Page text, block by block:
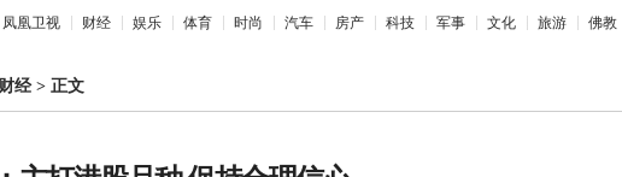
凤凰卫视 财经 娱乐 体育 时尚 汽车 房产 科技 军事 文化 旅游 佛教
财经> 正文